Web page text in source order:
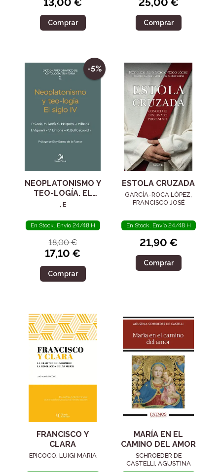
Comprar Comprar
-5%
NEOPLATONISMO Y
TEO-LOGÍA. EL
SIGLO IV
, E
En Stock. Envío 24/48 H
18,00 €
17,10 €
Comprar
ESTOLA CRUZADA
GARCÍA-ROCA LÓPEZ,
FRANCISCO JOSÉ
En Stock. Envío 24/48 H
21,90 €
Comprar
FRANCISCO Y
CLARA
EPICOCO, LUIGI MARIA
MARÍA EN EL
CAMINO DEL AMOR
SCHROEDER DE
CASTELLI, AGUSTINA